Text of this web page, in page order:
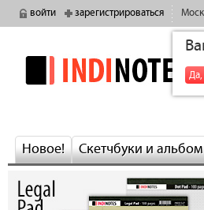
войти зарегистрироваться
indinotes
Новое! Скетчбуки и